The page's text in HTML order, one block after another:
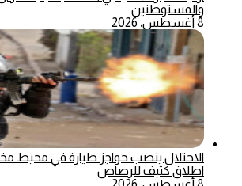
والمستوطنين
8 أغسطس، 2026
الاحتلال ينصب حواجز طيارة في محيط
اطلاق كثيف للرصاص